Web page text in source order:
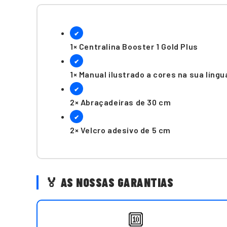
✔
1× Centralina Booster 1 Gold Plus
✔
1× Manual ilustrado a cores na sua
✔
2× Abraçadeiras de 30 cm
✔
2× Velcro adesivo de 5 cm
🏅 AS NOSSAS GARANTIAS
🔟